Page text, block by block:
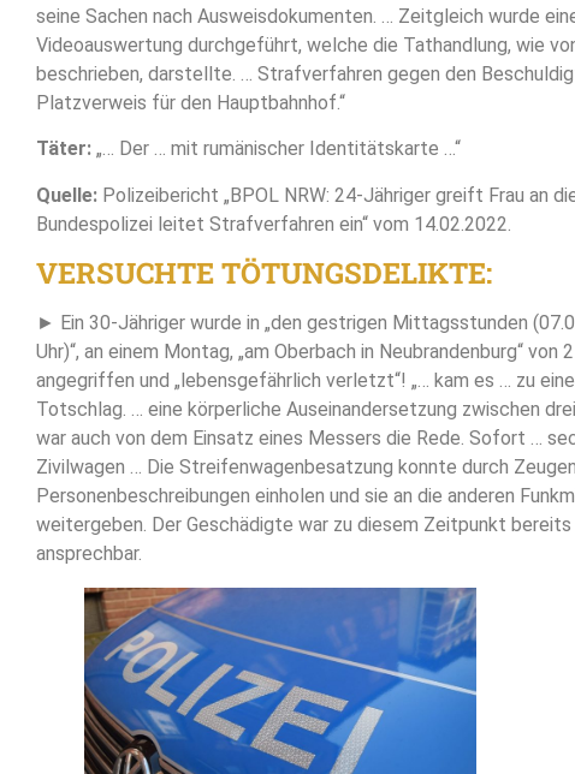
seine Sachen nach Ausweisdokumenten. … Zeitgleich wurde
Videoauswertung durchgeführt, welche die Tathandlung, wie
beschrieben, darstellte. … Strafverfahren gegen den
Platzverweis für den Hauptbahnhof.“
Täter: „… Der … mit rumänischer Identitätskarte …“
Quelle: Polizeibericht „BPOL NRW: 24-Jähriger greift Frau an
Bundespolizei leitet Strafverfahren ein“ vom 14.02.2022.
VERSUCHTE TÖTUNGSDELIKTE:
► Ein 30-Jähriger wurde in „den gestrigen Mittagsstunden
Uhr)“, an einem Montag, „am Oberbach in Neubrandenburg“ von
angegriffen und „lebensgefährlich verletzt“! „… kam es … zu
Totschlag. … eine körperliche Auseinandersetzung zwischen
war auch von dem Einsatz eines Messers die Rede. Sofort …
Zivilwagen … Die Streifenwagenbesatzung konnte durch
Personenbeschreibungen einholen und sie an die anderen
weitergeben. Der Geschädigte war zu diesem Zeitpunkt
ansprechbar.